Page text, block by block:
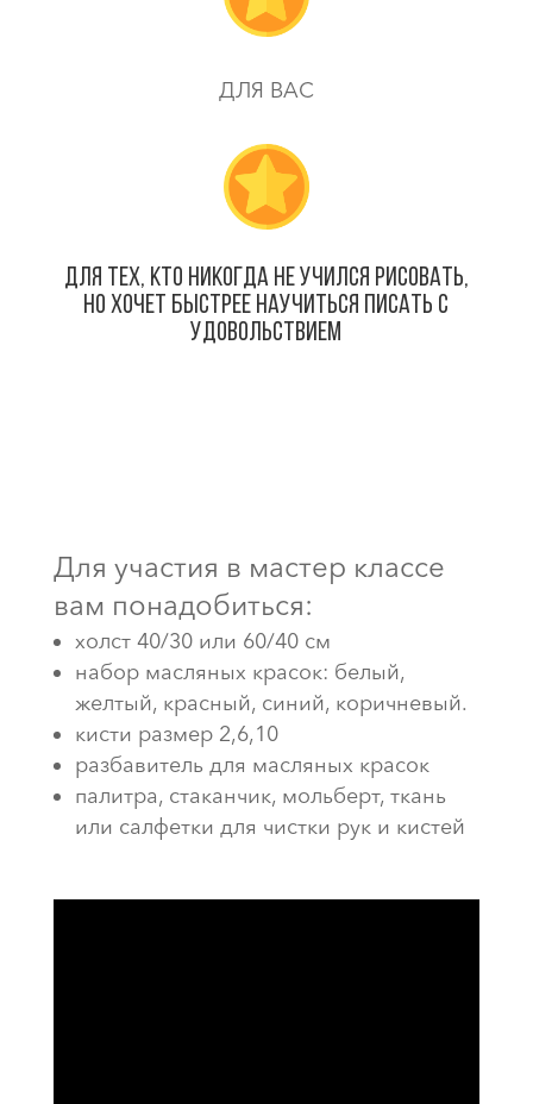
ДЛЯ ВАС
Для тех, кто никогда не учился рисовать,
но хочет БЫСТРЕЕ научиться писать с
удовольствием
Для участия в мастер классе
вам понадобиться:
холст 40/30 или 60/40 см
набор масляных красок: белый,
желтый, красный, синий, коричневый.
кисти размер 2,6,10
разбавитель для масляных красок
палитра, стаканчик, мольберт, ткань
или салфетки для чистки рук и кистей